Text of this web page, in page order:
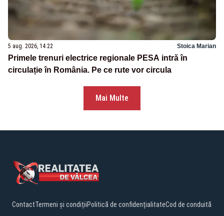
5 aug. 2026, 14:22 Stoica Marian
Primele trenuri electrice regionale PESA intră în
circulație în România. Pe ce rute vor circula
Mai Multe
ContactTermeni și condițiiPolitică de confidențialitateCod de conduită